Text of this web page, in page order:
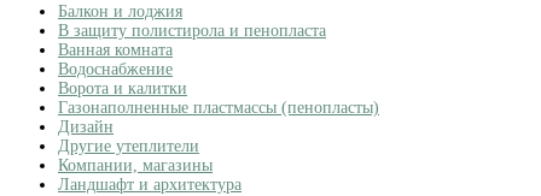
Балкон и лоджия
В защиту полистирола и пенопласта
Ванная комната
Водоснабжение
Ворота и калитки
Газонаполненные пластмассы (пенопласты)
Дизайн
Другие утеплители
Компании, магазины
Ландшафт и архитектура